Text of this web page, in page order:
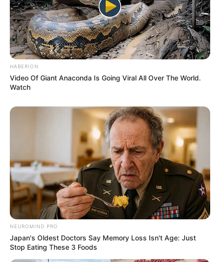
HABERION
Video Of Giant Anaconda Is Going Viral All Over The World.
Watch
NEUROMIND PRO
Japan's Oldest Doctors Say Memory Loss Isn't Age: Just
Stop Eating These 3 Foods